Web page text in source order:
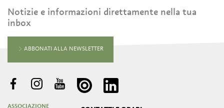
Notizie e informazioni direttamente nella tua
inbox
ABBONATI ALLA NEWSLETTER
ASSOCIAZIONE